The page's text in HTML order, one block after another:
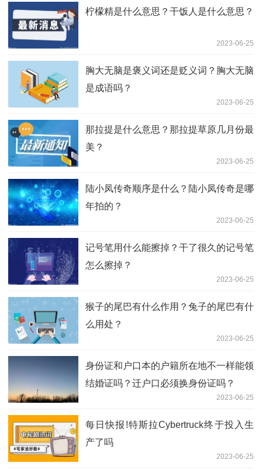
柠檬精是什么意思？干饭人是什么意思？
2023-06-25
胸大无脑是褒义词还是贬义词？胸大无脑
是成语吗？
2023-06-25
那拉提是什么意思？那拉提草原几月份最
美？
2023-06-25
陆小凤传奇顺序是什么？陆小凤传奇是哪
年拍的？
2023-06-25
记号笔用什么能擦掉？干了很久的记号笔
怎么擦掉？
2023-06-25
猴子的尾巴有什么作用？兔子的尾巴有什
么用处？
2023-06-25
身份证和户口本的户籍所在地不一样能领
结婚证吗？迁户口必须换身份证吗？
2023-06-25
每日快报!特斯拉Cybertruck终于投入生
产了吗
2023-06-25